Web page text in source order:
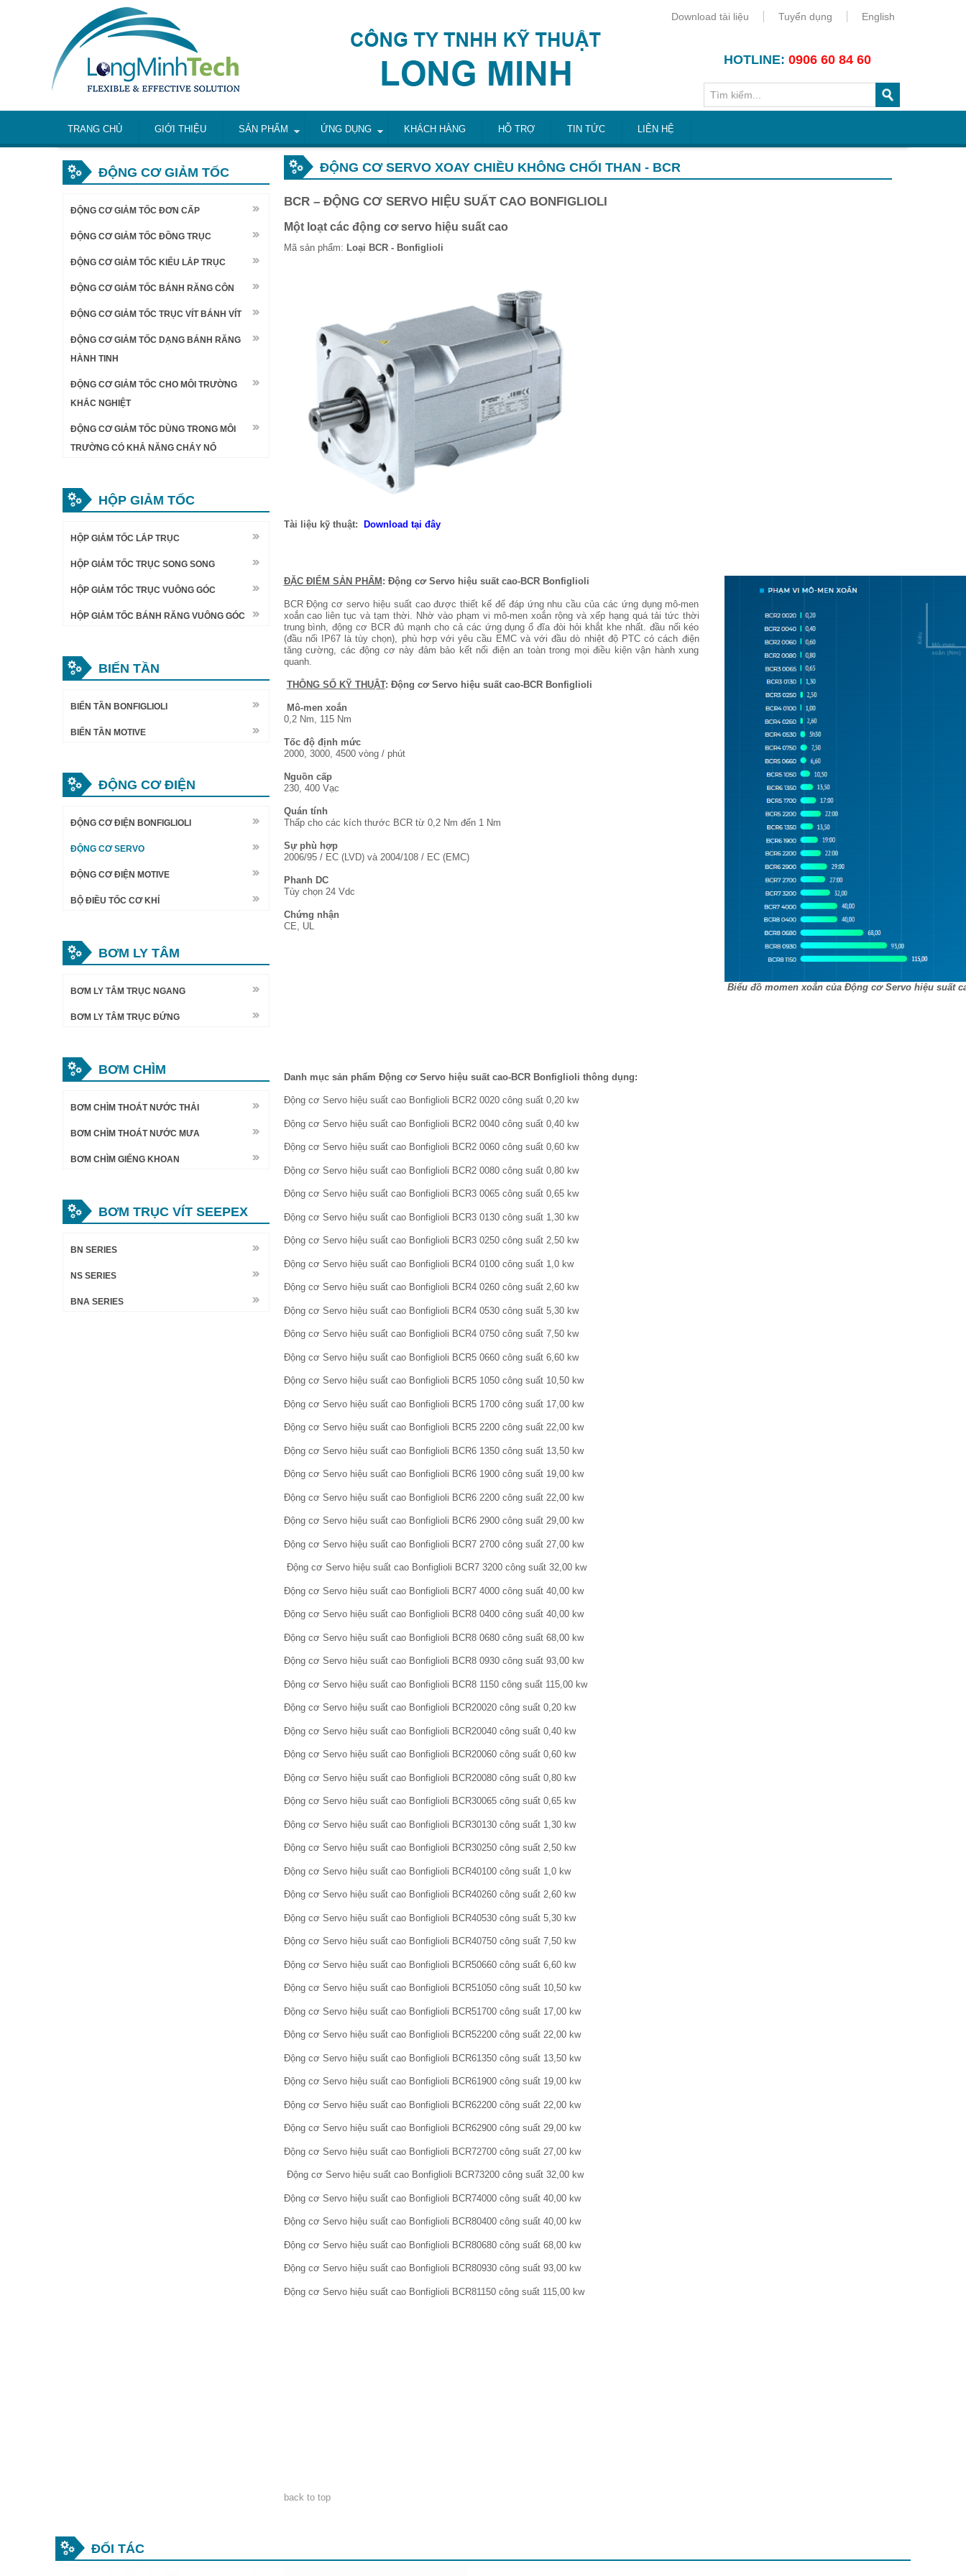
TRANG CHỦ GIỚI THIỆU SẢN PHẨM ỨNG DỤNG KHÁCH HÀNG HỖ TRỢ TIN TỨC LIÊN HỆ
Download tài liệu Tuyển dụng English
HOTLINE: 0906 60 84 60
ĐỘNG CƠ GIẢM TỐC
ĐỘNG CƠ GIẢM TỐC ĐƠN CẤP
ĐỘNG CƠ GIẢM TỐC ĐỒNG TRỤC
ĐỘNG CƠ GIẢM TỐC KIỂU LẮP TRỤC
ĐỘNG CƠ GIẢM TỐC BÁNH RĂNG CÔN
ĐỘNG CƠ GIẢM TỐC TRỤC VÍT BÁNH VÍT
ĐỘNG CƠ GIẢM TỐC DẠNG BÁNH RĂNG
HÀNH TINH
ĐỘNG CƠ GIẢM TỐC CHO MÔI TRƯỜNG
KHẮC NGHIỆT
ĐỘNG CƠ GIẢM TỐC DÙNG TRONG MÔI
TRƯỜNG CÓ KHẢ NĂNG CHÁY NỔ
HỘP GIẢM TỐC
HỘP GIẢM TỐC LẮP TRỤC
HỘP GIẢM TỐC TRỤC SONG SONG
HỘP GIẢM TỐC TRỤC VUÔNG GÓC
HỘP GIẢM TỐC BÁNH RĂNG VUÔNG GÓC
BIẾN TẦN
BIẾN TẦN BONFIGLIOLI
BIẾN TẦN MOTIVE
ĐỘNG CƠ ĐIỆN
ĐỘNG CƠ ĐIỆN BONFIGLIOLI
ĐỘNG CƠ SERVO
ĐỘNG CƠ ĐIỆN MOTIVE
BỘ ĐIỀU TỐC CƠ KHÍ
BƠM LY TÂM
BƠM LY TÂM TRỤC NGANG
BƠM LY TÂM TRỤC ĐỨNG
BƠM CHÌM
BƠM CHÌM THOÁT NƯỚC THẢI
BƠM CHÌM THOÁT NƯỚC MƯA
BƠM CHÌM GIẾNG KHOAN
BƠM TRỤC VÍT SEEPEX
BN SERIES
NS SERIES
BNA SERIES
ĐỘNG CƠ SERVO XOAY CHIỀU KHÔNG CHỔI THAN - BCR
BCR – ĐỘNG CƠ SERVO HIỆU SUẤT CAO BONFIGLIOLI
Một loạt các động cơ servo hiệu suất cao
Mã sản phẩm: Loại BCR - Bonfiglioli
Tài liệu kỹ thuật: Download tại đây
ĐẶC ĐIỂM SẢN PHẨM : Động cơ Servo hiệu suất cao-BCR Bonfiglioli
BCR Động cơ servo hiệu suất cao được thiết kế để đáp ứng nhu cầu của các ứng dụng mô-men
xoắn cao liên tục và tạm thời. Nhờ vào phạm vi mô-men xoắn rộng và xếp hạng quá tải tức thời
trung bình, động cơ BCR đủ mạnh cho cả các ứng dụng ổ đĩa đòi hỏi khắt khe nhất. đầu nối kéo
(đầu nối IP67 là tùy chọn), phù hợp với yêu cầu EMC và với đầu dò nhiệt độ PTC có cách điện
tăng cường, các động cơ này đảm bảo kết nối điện an toàn trong mọi điều kiện vận hành xung
quanh.
THÔNG SỐ KỸ THUẬT: Động cơ Servo hiệu suất cao-BCR Bonfiglioli
Mô-men xoắn
0,2 Nm, 115 Nm
Tốc độ định mức
2000, 3000, 4500 vòng / phút
Nguồn cấp
230, 400 Vạc
Quán tính
Thấp cho các kích thước BCR từ 0,2 Nm đến 1 Nm
Sự phù hợp
2006/95 / EC (LVD) và 2004/108 / EC (EMC)
Phanh DC
Tùy chọn 24 Vdc
Chứng nhận
CE, UL
Biểu đồ momen xoắn của Động cơ Servo hiệu suất
Danh mục sản phẩm Động cơ Servo hiệu suất cao-BCR Bonfiglioli thông dụng:
Động cơ Servo hiệu suất cao Bonfiglioli BCR2 0020 công suất 0,20 kw
Động cơ Servo hiệu suất cao Bonfiglioli BCR2 0040 công suất 0,40 kw
Động cơ Servo hiệu suất cao Bonfiglioli BCR2 0060 công suất 0,60 kw
Động cơ Servo hiệu suất cao Bonfiglioli BCR2 0080 công suất 0,80 kw
Động cơ Servo hiệu suất cao Bonfiglioli BCR3 0065 công suất 0,65 kw
Động cơ Servo hiệu suất cao Bonfiglioli BCR3 0130 công suất 1,30 kw
Động cơ Servo hiệu suất cao Bonfiglioli BCR3 0250 công suất 2,50 kw
Động cơ Servo hiệu suất cao Bonfiglioli BCR4 0100 công suất 1,0 kw
Động cơ Servo hiệu suất cao Bonfiglioli BCR4 0260 công suất 2,60 kw
Động cơ Servo hiệu suất cao Bonfiglioli BCR4 0530 công suất 5,30 kw
Động cơ Servo hiệu suất cao Bonfiglioli BCR4 0750 công suất 7,50 kw
Động cơ Servo hiệu suất cao Bonfiglioli BCR5 0660 công suất 6,60 kw
Động cơ Servo hiệu suất cao Bonfiglioli BCR5 1050 công suất 10,50 kw
Động cơ Servo hiệu suất cao Bonfiglioli BCR5 1700 công suất 17,00 kw
Động cơ Servo hiệu suất cao Bonfiglioli BCR5 2200 công suất 22,00 kw
Động cơ Servo hiệu suất cao Bonfiglioli BCR6 1350 công suất 13,50 kw
Động cơ Servo hiệu suất cao Bonfiglioli BCR6 1900 công suất 19,00 kw
Động cơ Servo hiệu suất cao Bonfiglioli BCR6 2200 công suất 22,00 kw
Động cơ Servo hiệu suất cao Bonfiglioli BCR6 2900 công suất 29,00 kw
Động cơ Servo hiệu suất cao Bonfiglioli BCR7 2700 công suất 27,00 kw
Động cơ Servo hiệu suất cao Bonfiglioli BCR7 3200 công suất 32,00 kw
Động cơ Servo hiệu suất cao Bonfiglioli BCR7 4000 công suất 40,00 kw
Động cơ Servo hiệu suất cao Bonfiglioli BCR8 0400 công suất 40,00 kw
Động cơ Servo hiệu suất cao Bonfiglioli BCR8 0680 công suất 68,00 kw
Động cơ Servo hiệu suất cao Bonfiglioli BCR8 0930 công suất 93,00 kw
Động cơ Servo hiệu suất cao Bonfiglioli BCR8 1150 công suất 115,00 kw
Động cơ Servo hiệu suất cao Bonfiglioli BCR20020 công suất 0,20 kw
Động cơ Servo hiệu suất cao Bonfiglioli BCR20040 công suất 0,40 kw
Động cơ Servo hiệu suất cao Bonfiglioli BCR20060 công suất 0,60 kw
Động cơ Servo hiệu suất cao Bonfiglioli BCR20080 công suất 0,80 kw
Động cơ Servo hiệu suất cao Bonfiglioli BCR30065 công suất 0,65 kw
Động cơ Servo hiệu suất cao Bonfiglioli BCR30130 công suất 1,30 kw
Động cơ Servo hiệu suất cao Bonfiglioli BCR30250 công suất 2,50 kw
Động cơ Servo hiệu suất cao Bonfiglioli BCR40100 công suất 1,0 kw
Động cơ Servo hiệu suất cao Bonfiglioli BCR40260 công suất 2,60 kw
Động cơ Servo hiệu suất cao Bonfiglioli BCR40530 công suất 5,30 kw
Động cơ Servo hiệu suất cao Bonfiglioli BCR40750 công suất 7,50 kw
Động cơ Servo hiệu suất cao Bonfiglioli BCR50660 công suất 6,60 kw
Động cơ Servo hiệu suất cao Bonfiglioli BCR51050 công suất 10,50 kw
Động cơ Servo hiệu suất cao Bonfiglioli BCR51700 công suất 17,00 kw
Động cơ Servo hiệu suất cao Bonfiglioli BCR52200 công suất 22,00 kw
Động cơ Servo hiệu suất cao Bonfiglioli BCR61350 công suất 13,50 kw
Động cơ Servo hiệu suất cao Bonfiglioli BCR61900 công suất 19,00 kw
Động cơ Servo hiệu suất cao Bonfiglioli BCR62200 công suất 22,00 kw
Động cơ Servo hiệu suất cao Bonfiglioli BCR62900 công suất 29,00 kw
Động cơ Servo hiệu suất cao Bonfiglioli BCR72700 công suất 27,00 kw
Động cơ Servo hiệu suất cao Bonfiglioli BCR73200 công suất 32,00 kw
Động cơ Servo hiệu suất cao Bonfiglioli BCR74000 công suất 40,00 kw
Động cơ Servo hiệu suất cao Bonfiglioli BCR80400 công suất 40,00 kw
Động cơ Servo hiệu suất cao Bonfiglioli BCR80680 công suất 68,00 kw
Động cơ Servo hiệu suất cao Bonfiglioli BCR80930 công suất 93,00 kw
Động cơ Servo hiệu suất cao Bonfiglioli BCR81150 công suất 115,00 kw
back to top
ĐỐI TÁC